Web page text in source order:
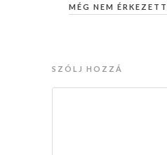
MÉG NEM
SZÓLJ HOZZÁ